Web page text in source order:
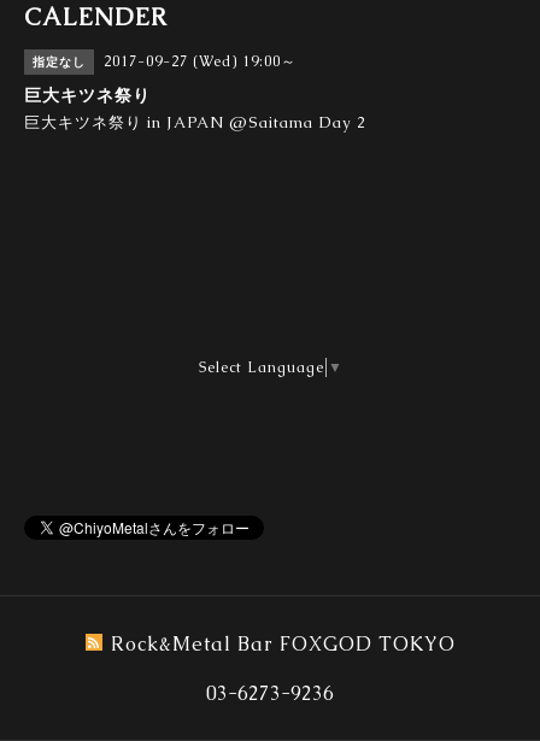
CALENDER
指定なし 2017-09-27 (Wed) 19:00～
巨大キツネ祭り
巨大キツネ祭り in JAPAN @Saitama Day 2
Select Language ▼
Rock&Metal Bar FOXGOD TOKYO
03-6273-9236